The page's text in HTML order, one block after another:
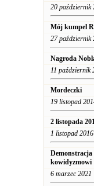
20 październik
Mój kumpel
27 październik
Nagroda
11 październik
Mordeczki
19 listopad
2 listopada
1 listopad 2016
kowidyzmowi
6 marzec 2021